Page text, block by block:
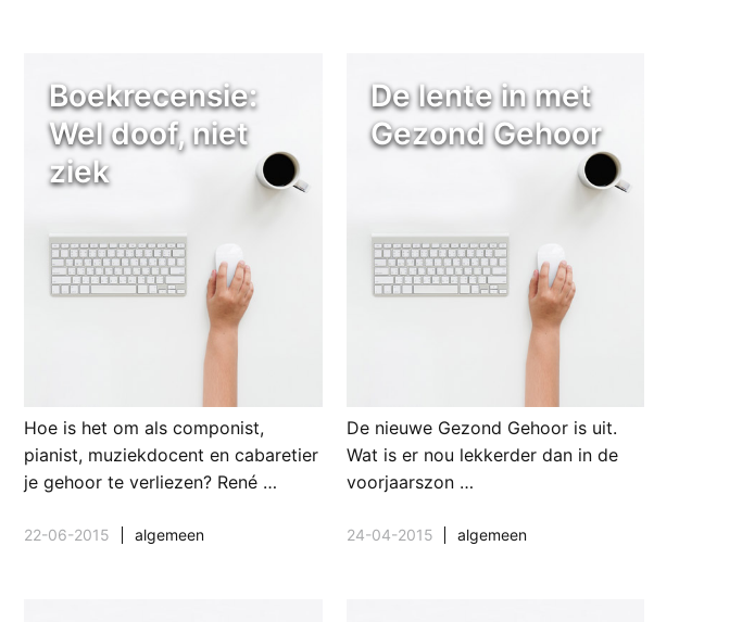
Boekrecensie:
Wel doof, niet
ziek
Hoe is het om als componist,
pianist, muziekdocent en cabaretier
je gehoor te verliezen? René …
22-06-2015 algemeen
De lente in met
Gezond Gehoor
De nieuwe Gezond Gehoor is uit.
Wat is er nou lekkerder dan in de
voorjaarszon …
24-04-2015 algemeen